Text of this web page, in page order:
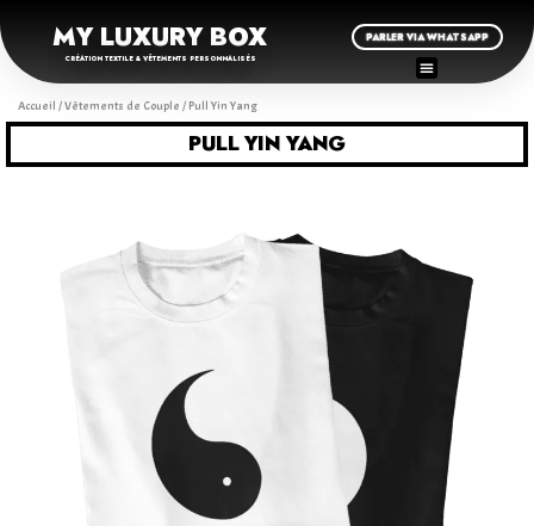
MY LUXURY BOX
CRÉATION TEXTILE & VÊTEMENTS PERSONNALISÉS
PARLER VIA WHATSAPP
Accueil /Vêtements de Couple / Pull Yin Yang
PULL YIN YANG